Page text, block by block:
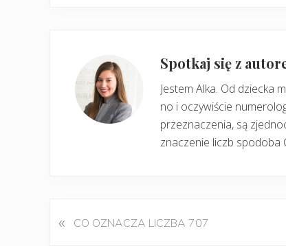
Spotkaj się z
Jestem Alka. Od dziecka
no i oczywiście
przeznaczenia, są
znaczenie liczb spodoba
P
« CO OZNACZA LICZBA 707